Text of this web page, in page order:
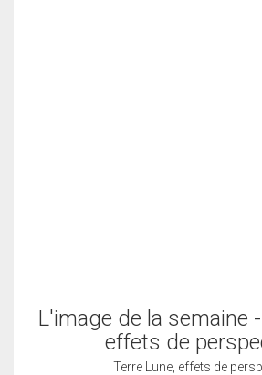
L'image de la semaine
effets de
Terre Lune, effets de